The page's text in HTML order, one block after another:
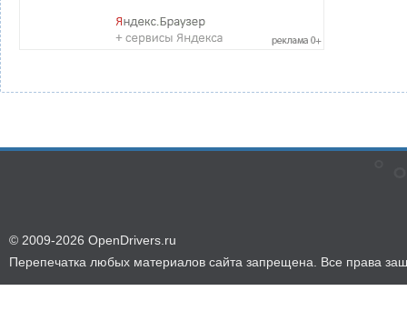
© 2009-2026 OpenDrivers.ru
Перепечатка любых материалов сайта запрещена. Все права